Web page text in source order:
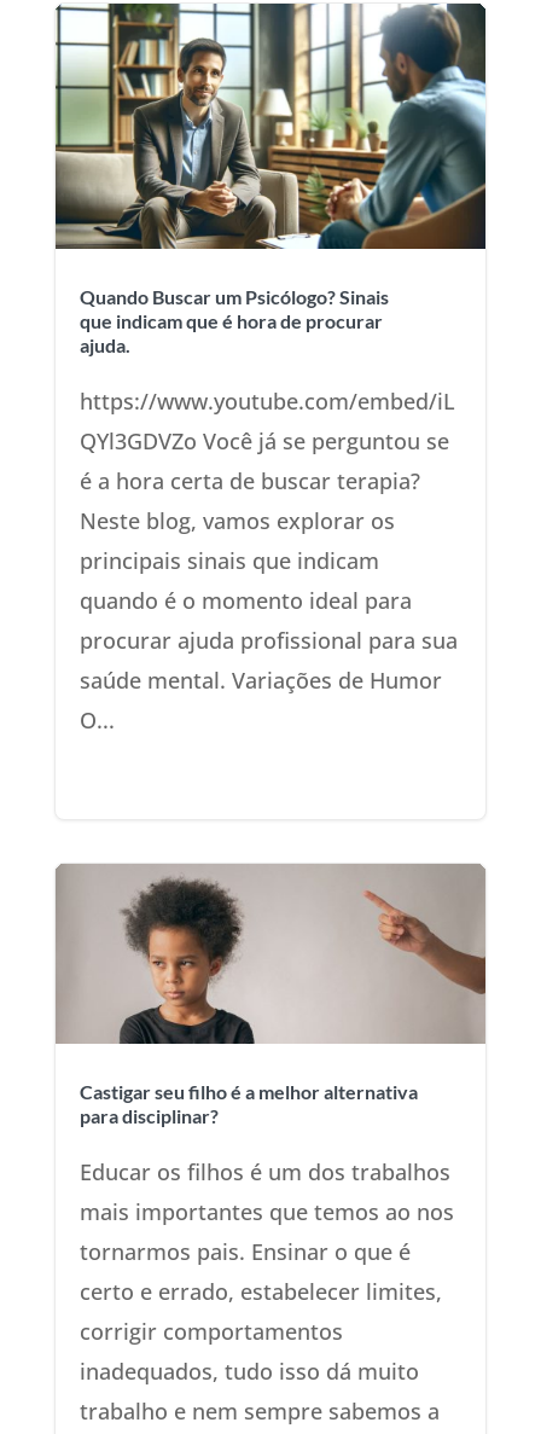
Quando Buscar um Psicólogo? Sinais
que indicam que é hora de procurar
ajuda.
https://www.youtube.com/embed/iL
QYl3GDVZo Você já se perguntou se
é a hora certa de buscar terapia?
Neste blog, vamos explorar os
principais sinais que indicam
quando é o momento ideal para
procurar ajuda profissional para sua
saúde mental. Variações de Humor
O...
Castigar seu filho é a melhor alternativa
para disciplinar?
Educar os filhos é um dos trabalhos
mais importantes que temos ao nos
tornarmos pais. Ensinar o que é
certo e errado, estabelecer limites,
corrigir comportamentos
inadequados, tudo isso dá muito
trabalho e nem sempre sabemos a